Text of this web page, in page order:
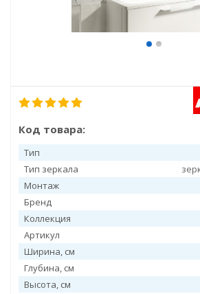
Код товара:
Тип
Тип зеркала
Монтаж
Бренд
Коллекция
Артикул
Ширина, см
Глубина, см
Высота, см